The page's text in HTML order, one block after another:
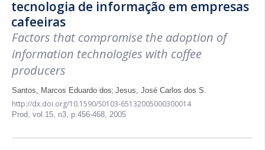
tecnologia de informação em empresas
cafeeiras
Factors that compromise the adoption of
information technologies with coffee
producers
Santos, Marcos Eduardo dos; Jesus, José Carlos dos S.
http://dx.doi.org/10.1590/S0103-65132005000300014
Prod, vol.15, n3, p.456-468, 2005